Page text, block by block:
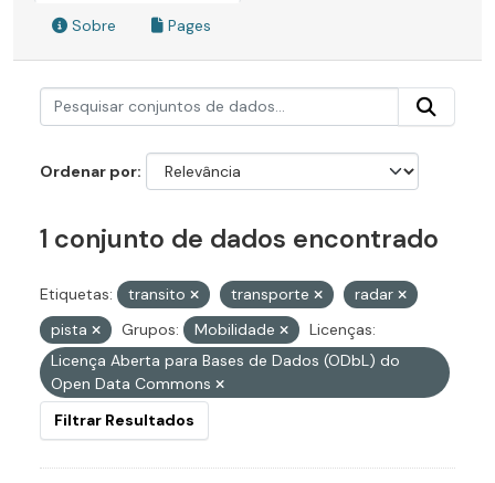
Sobre Pages
Ordenar por
1 conjunto de dados encontrado
Etiquetas: transito transporte
radar
pista
Grupos: Mobilidade
Licenças:
Licença Aberta para Bases de Dados (ODbL) do
Open Data Commons
Filtrar Resultados